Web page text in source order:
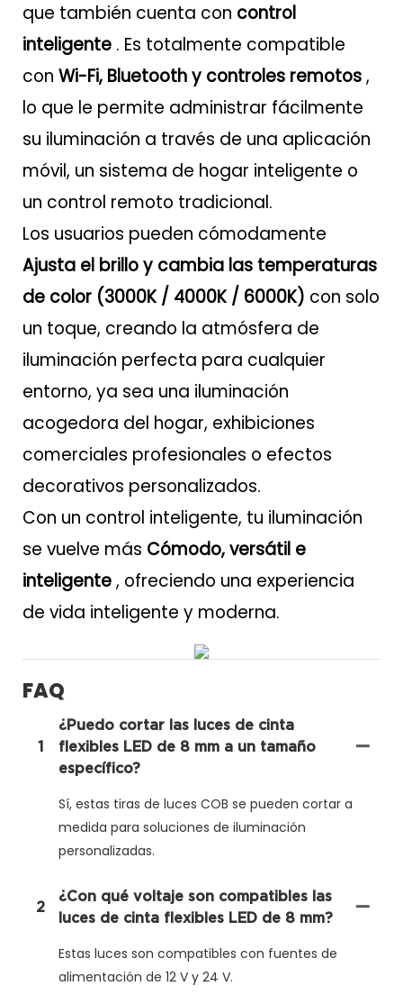
que también cuenta con control
inteligente . Es totalmente compatible
con Wi-Fi, Bluetooth y controles remotos,
lo que le permite administrar fácilmente
su iluminación a través de una aplicación
móvil, un sistema de hogar inteligente o
un control remoto tradicional.
Los usuarios pueden cómodamente
Ajusta el brillo y cambia las temperaturas
de color (3000K / 4000K / 6000K) con solo
un toque, creando la atmósfera de
iluminación perfecta para cualquier
entorno, ya sea una iluminación
acogedora del hogar, exhibiciones
comerciales profesionales o efectos
decorativos personalizados.
Con un control inteligente, tu iluminación
se vuelve más Cómodo, versátil e
inteligente, ofreciendo una experiencia
de vida inteligente y moderna.
FAQ
1
¿Puedo cortar las luces de cinta
flexibles LED de 8 mm a un tamaño
específico?
Sí, estas tiras de luces COB se pueden cortar a
medida para soluciones de iluminación
personalizadas.
2
¿Con qué voltaje son compatibles las
luces de cinta flexibles LED de 8 mm?
Estas luces son compatibles con fuentes de
alimentación de 12 V y 24 V.